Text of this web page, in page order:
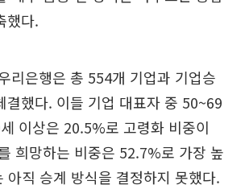
했다.
리은행은 총 554개 기업과 기업승
결했다. 이들 기업 대표자 중 50~69
이상은 20.5%로 고령화 비중이
희망하는 비중은 52.7%로 가장 높
아직 승계 방식을 결정하지 못했다.